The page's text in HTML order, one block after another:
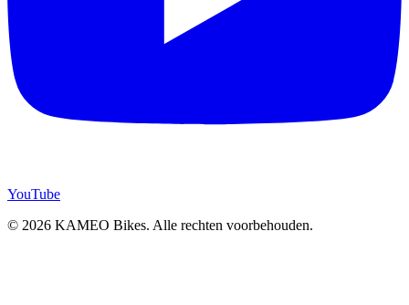
YouTube
© 2026 KAMEO Bikes. Alle rechten voorbehouden.